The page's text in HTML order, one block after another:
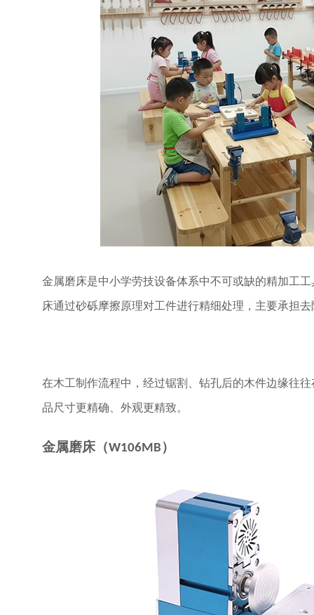
金属磨床是中小学劳技设备体系中不可或缺的精加工
床通过砂砾摩擦原理对工件进行精细处理，主要承担
在木工制作流程中，经过锯割、钻孔后的木件边缘往
品尺寸更精确、外观更精致。
金属磨床（W106MB ）